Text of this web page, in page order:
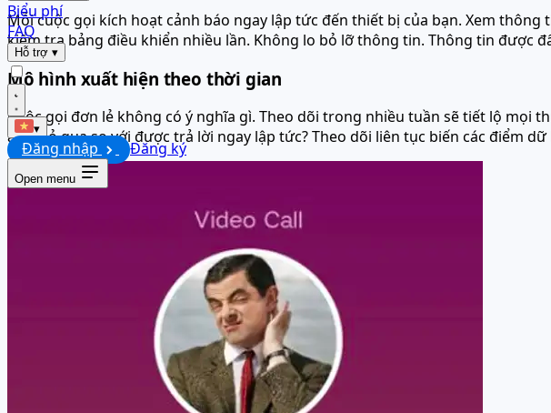
Biểu phí
FAQ
Hỗ trợ ▾
▾
Đăng nhập Đăng ký
Open menu
Mỗi cuộc gọi kích hoạt cảnh báo ngay lập tức đến thiết bị của bạn. Xem
kiểm tra bảng điều khiển nhiều lần. Không lo bỏ lỡ thông tin. Thông tin được
Mô hình xuất hiện theo thời gian
Cuộc gọi đơn lẻ không có ý nghĩa gì. Theo dõi trong nhiều tuần sẽ tiết lộ mọi
ai bị bỏ qua so với được trả lời ngay lập tức? Theo dõi liên tục biến các điểm